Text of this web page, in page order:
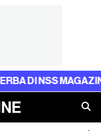
- GIOCA